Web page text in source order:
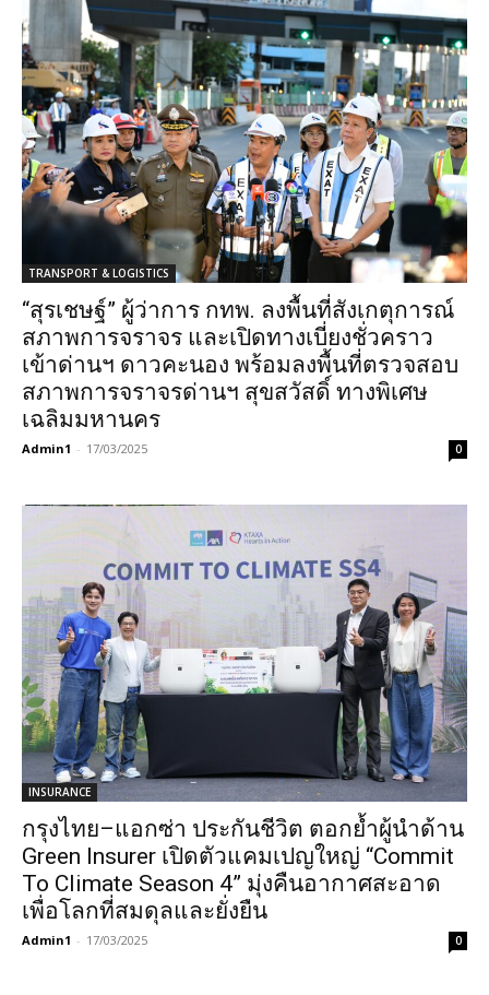
TRANSPORT & LOGISTICS
“สุรเชษฐ์” ผู้ว่าการ กทพ. ลงพื้นที่สังเกตุการณ์
สภาพการจราจร และเปิดทางเบี่ยงชั่วคราว
เข้าด่านฯ ดาวคะนอง พร้อมลงพื้นที่ตรวจสอบ
สภาพการจราจรด่านฯ สุขสวัสดิ์ ทางพิเศษ
เฉลิมมหานคร
Admin1 - 17/03/2025 0
INSURANCE
กรุงไทย–แอกซ่า ประกันชีวิต ตอกย้ำผู้นำด้าน
Green Insurer เปิดตัวแคมเปญใหญ่ “Commit
To Climate Season 4” มุ่งคืนอากาศสะอาด
เพื่อโลกที่สมดุลและยั่งยืน
Admin1 - 17/03/2025 0